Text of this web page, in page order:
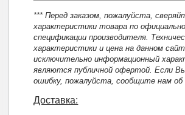
*** Перед заказом, пожалуйста,
характеристики товара по
спецификации производителя.
характеристики и цена на данном
исключительно информационный
являются публичной офертой. Если
ошибку, пожалуйста, сообщите нам об
Доставка: